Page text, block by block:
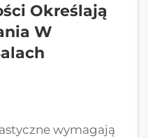
Określają
W
wymagają